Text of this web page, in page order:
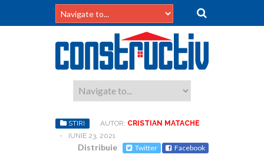
STIRI AUTOR: CRISTIAN MATACHE
-
IUNIE 23, 2021
Distribuie Twitter Facebook